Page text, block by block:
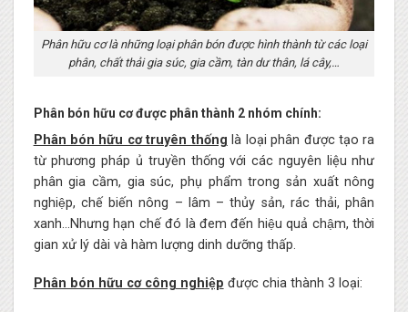
Phân hữu cơ là những loại phân bón được hình thành từ các loại
phân, chất thải gia súc, gia cầm, tàn dư thân, lá cây,…
Phân bón hữu cơ được phân thành 2 nhóm chính:
Phân bón hữu cơ truyên thống là loại phân được tạo ra
từ phương pháp ủ truyền thống với các nguyên liệu như
phân gia cầm, gia súc, phụ phẩm trong sản xuất nông
nghiệp, chế biến nông – lâm – thủy sản, rác thải, phân
xanh…Nhưng hạn chế đó là đem đến hiệu quả chậm, thời
gian xử lý dài và hàm lượng dinh dưỡng thấp.
Phân bón hữu cơ công nghiệp được chia thành 3 loại: